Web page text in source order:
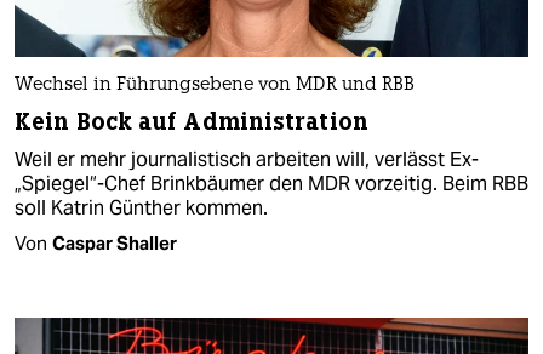
Wechsel in Führungsebene von MDR und RBB
Kein Bock auf Administration
Weil er mehr journalistisch arbeiten will, verlässt Ex-
„Spiegel“-Chef Brinkbäumer den MDR vorzeitig. Beim RBB
soll Katrin Günther kommen.
Von Caspar Shaller